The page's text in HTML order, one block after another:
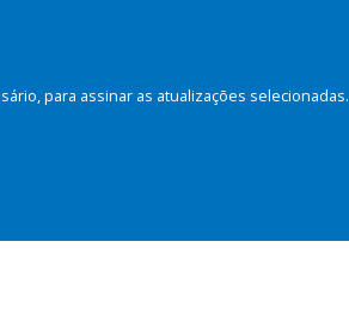
para assinar as atualizações selecionadas.